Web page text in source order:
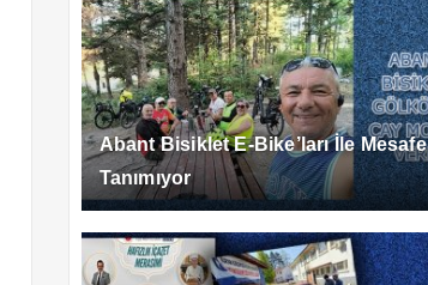
Abant Bisiklet E-Bike’ları İle Mesafe
Tanımıyor